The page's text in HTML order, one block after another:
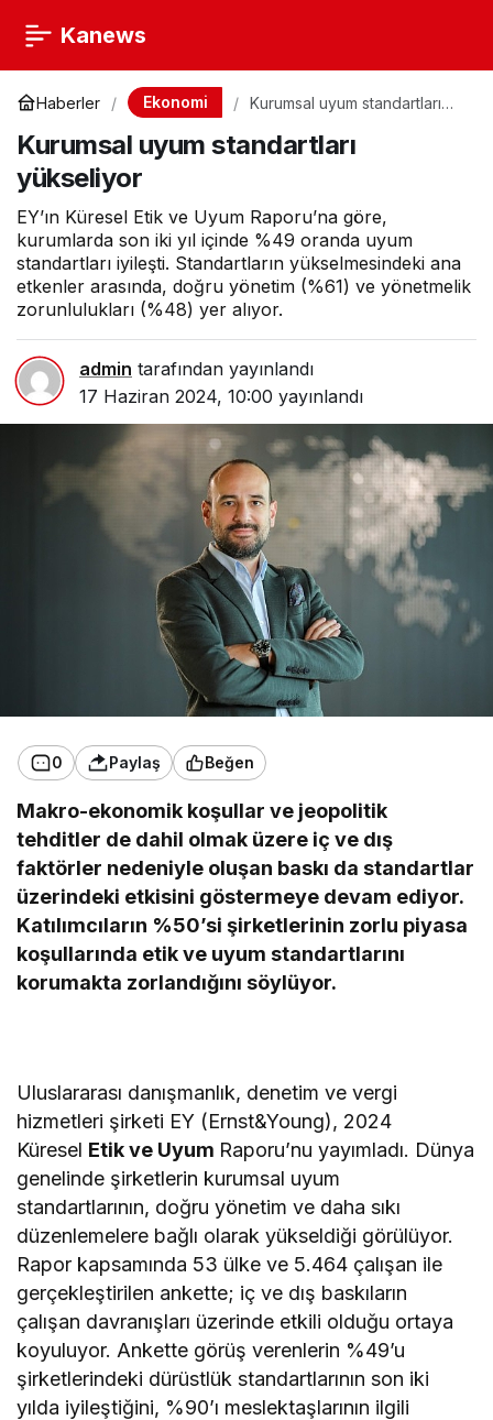
Kanews
Haberler Ekonomi
Kurumsal uyum standartları
Kurumsal uyum standartları
yükseliyor
EY’ın Küresel Etik ve Uyum Raporu’na göre,
kurumlarda son iki yıl içinde %49 oranda uyum
standartları iyileşti. Standartların yükselmesindeki ana
etkenler arasında, doğru yönetim (%61) ve yönetmelik
zorunlulukları (%48) yer alıyor.
admin tarafından yayınlandı
17 Haziran 2024, 10:00 yayınlandı
0 Paylaş Beğen
Makro-ekonomik koşullar ve jeopolitik
tehditler de dahil olmak üzere iç ve dış
faktörler nedeniyle oluşan baskı da standartlar
üzerindeki etkisini göstermeye devam ediyor.
Katılımcıların %50’si şirketlerinin zorlu piyasa
koşullarında etik ve uyum standartlarını
korumakta zorlandığını söylüyor.
Uluslararası danışmanlık, denetim ve vergi
hizmetleri şirketi EY (Ernst&Young), 2024
Küresel Etik ve Uyum Raporu’nu yayımladı. Dünya
genelinde şirketlerin kurumsal uyum
standartlarının, doğru yönetim ve daha sıkı
düzenlemelere bağlı olarak yükseldiği görülüyor.
Rapor kapsamında 53 ülke ve 5.464 çalışan ile
gerçekleştirilen ankette; iç ve dış baskıların
çalışan davranışları üzerinde etkili olduğu ortaya
koyuluyor. Ankette görüş verenlerin %49’u
şirketlerindeki dürüstlük standartlarının son iki
yılda iyileştiğini, %90’ı meslektaşlarının ilgili